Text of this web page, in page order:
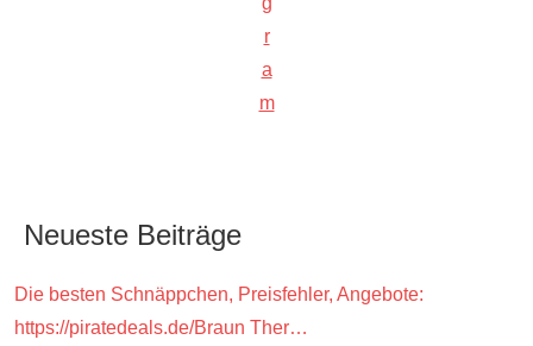
r
a
m
Neueste Beiträge
Die besten Schnäppchen, Preisfehler, Angebote:
https://piratedeals.de/Braun Ther…